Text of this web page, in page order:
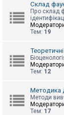
т
р
а
б
е
Склад
Про склад
Тем: 19
Тем: 12
Методика
Методи
Тем: 17